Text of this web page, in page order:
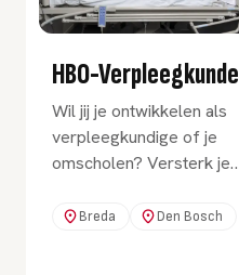
HBO-Verpleegkunde
Wil jij je ontwikkelen als
verpleegkundige of je
omscholen? Versterk je
Evidence Based Practice
Breda Den Bosch